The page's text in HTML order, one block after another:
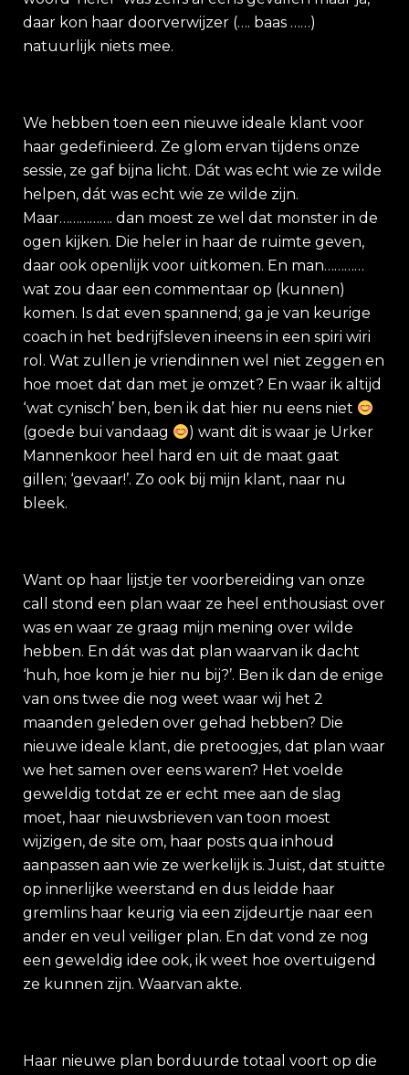
daar kon haar doorverwijzer (…. baas ……)
natuurlijk niets mee.
We hebben toen een nieuwe ideale klant voor
haar gedefinieerd. Ze glom ervan tijdens onze
sessie, ze gaf bijna licht. Dát was echt wie ze wilde
helpen, dát was echt wie ze wilde zijn.
Maar……………. dan moest ze wel dat monster in de
ogen kijken. Die heler in haar de ruimte geven,
daar ook openlijk voor uitkomen. En man…………
wat zou daar een commentaar op (kunnen)
komen. Is dat even spannend; ga je van keurige
coach in het bedrijfsleven ineens in een spiri wiri
rol. Wat zullen je vriendinnen wel niet zeggen en
hoe moet dat dan met je omzet? En waar ik altijd
‘wat cynisch’ ben, ben ik dat hier nu eens niet
(goede bui vandaag
) want dit is waar je Urker
Mannenkoor heel hard en uit de maat gaat
gillen; ‘gevaar!’. Zo ook bij mijn klant, naar nu
bleek.
Want op haar lijstje ter voorbereiding van onze
call stond een plan waar ze heel enthousiast over
was en waar ze graag mijn mening over wilde
hebben. En dát was dat plan waarvan ik dacht
‘huh, hoe kom je hier nu bij?’. Ben ik dan de enige
van ons twee die nog weet waar wij het 2
maanden geleden over gehad hebben? Die
nieuwe ideale klant, die pretoogjes, dat plan waar
we het samen over eens waren? Het voelde
geweldig totdat ze er echt mee aan de slag
moet, haar nieuwsbrieven van toon moest
wijzigen, de site om, haar posts qua inhoud
aanpassen aan wie ze werkelijk is. Juist, dat stuitte
op innerlijke weerstand en dus leidde haar
gremlins haar keurig via een zijdeurtje naar een
ander en veul veiliger plan. En dat vond ze nog
een geweldig idee ook, ik weet hoe overtuigend
ze kunnen zijn. Waarvan akte.
Haar nieuwe plan borduurde totaal voort op die